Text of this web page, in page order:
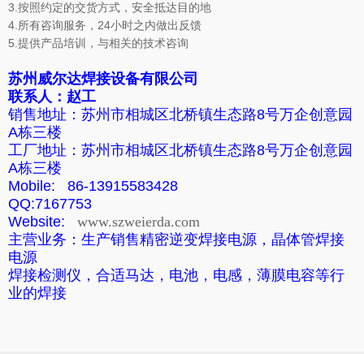
3.按照约定的交货方式，安全抵达目的地
4.所有咨询服务，24小时之内做出反馈
5.提供产品培训，与相关的技术咨询
苏州威尔达焊接设备有限公司
联系人：赵工
销售地址：苏州市相城区北桥镇生态路8号万企创意园
A栋三楼
工厂地址：苏州市相城区北桥镇生态路8号万企创意园
A栋三楼
Mobile: 86-13915583428
QQ:7167753
Website: www.szweierda.com
主营业务：生产销售精密逆变焊接电源，晶体管焊接
电源
焊接检测仪，合适马达，电池，电感，薄膜电容等行
业的焊接